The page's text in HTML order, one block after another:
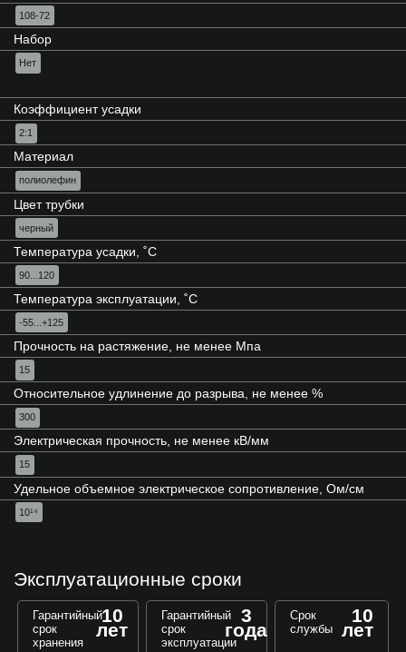
108-72
Набор
Нет
Коэффициент усадки
2:1
Материал
полиолефин
Цвет трубки
черный
Температура усадки, ˚С
90...120
Температура эксплуатации, ˚С
-55...+125
Прочность на растяжение, не менее Мпа
15
Относительное удлинение до разрыва, не менее %
300
Электрическая прочность, не менее кВ/мм
15
Удельное объемное электрическое сопротивление, Ом/см
10¹⁴
Эксплуатационные сроки
Гарантийный
срок
хранения
10
лет
Гарантийный
срок
эксплуатации
3
года
Срок
службы
10
лет